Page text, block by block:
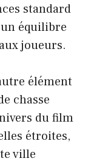
standard
équilibre
joueurs.
élément
chasse
du film
étroites,
ville